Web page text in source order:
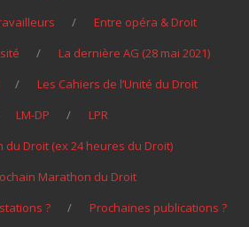
Entre opéra & Droit
La dernière AG (28 mai 2021)
Les Cahiers de l’Unité du Droit
LM-DP
LPR
du Droit (ex 24 heures du Droit)
Marathon du Droit
?
Prochaines publications ?